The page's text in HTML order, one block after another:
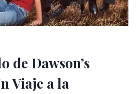
de Dawson’s
Viaje a la